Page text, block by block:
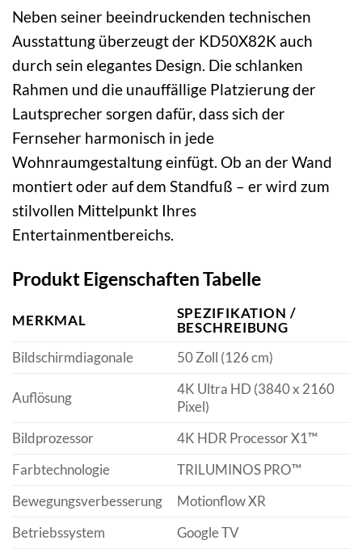
Neben seiner beeindruckenden technischen
Ausstattung überzeugt der KD50X82K auch
durch sein elegantes Design. Die schlanken
Rahmen und die unauffällige Platzierung der
Lautsprecher sorgen dafür, dass sich der
Fernseher harmonisch in jede
Wohnraumgestaltung einfügt. Ob an der Wand
montiert oder auf dem Standfuß – er wird zum
stilvollen Mittelpunkt Ihres
Entertainmentbereichs.
Produkt Eigenschaften Tabelle
MERKMAL
SPEZIFIKATION /
BESCHREIBUNG
Bildschirmdiagonale
50 Zoll (126 cm)
Auflösung
4K Ultra HD (3840 x 2160
Pixel)
Bildprozessor
4K HDR Processor X1™
Farbtechnologie
TRILUMINOS PRO™
Bewegungsverbesserung
Motionflow XR
Betriebssystem
Google TV